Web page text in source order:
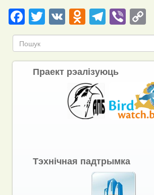
Facebook
Twitter
VK Viber
Праект рэалізуюць
Тэхнічная падтрымка